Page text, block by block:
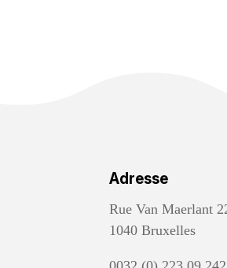
Adresse
Rue Van Maerlant
1040 Bruxelles